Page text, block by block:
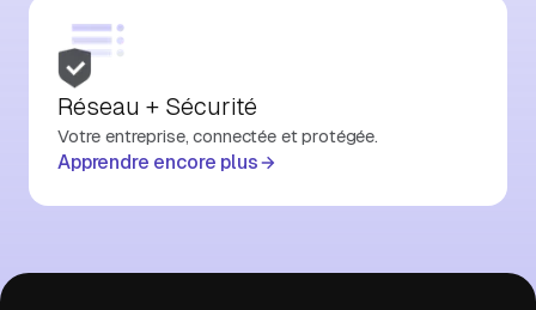
Réseau + Sécurité
Votre entreprise, connectée et protégée.
Apprendre encore plus